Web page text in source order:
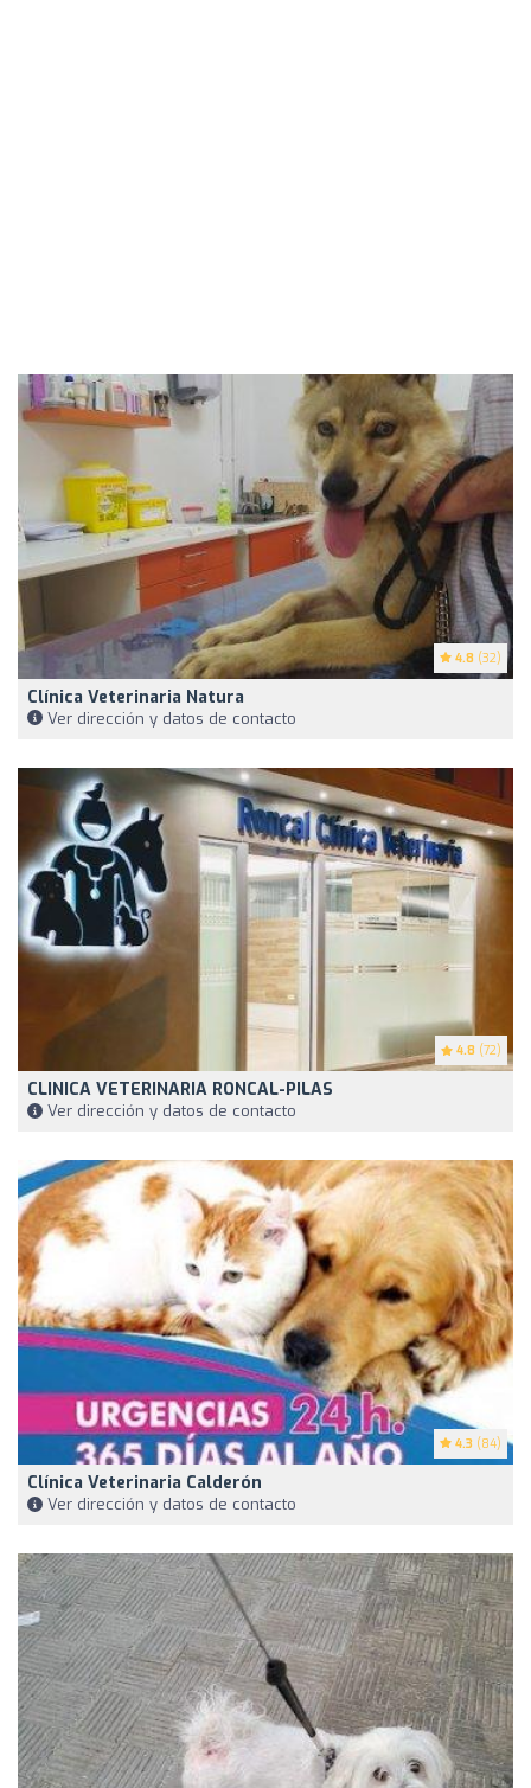
4.8 (32)
Clínica Veterinaria Natura
Ver dirección y datos de contacto
4.8 (72)
CLINICA VETERINARIA RONCAL-PILAS
Ver dirección y datos de contacto
4.3 (84)
Clínica Veterinaria Calderón
Ver dirección y datos de contacto